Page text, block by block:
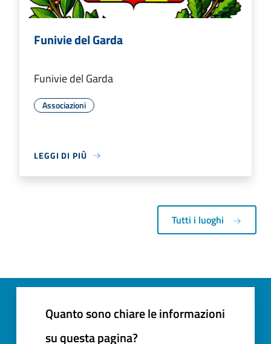
Funivie del Garda
Funivie del Garda
Associazioni
LEGGI DI PIÙ
Tutti i luoghi
Quanto sono chiare le informazioni
su questa pagina?